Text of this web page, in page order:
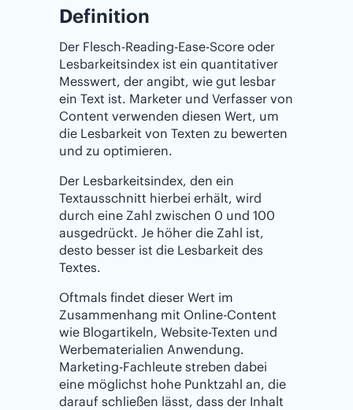
Definition
Der Flesch-Reading-Ease-Score oder
Lesbarkeitsindex ist ein quantitativer
Messwert, der angibt, wie gut lesbar
ein Text ist. Marketer und Verfasser von
Content verwenden diesen Wert, um
die Lesbarkeit von Texten zu bewerten
und zu optimieren.
Der Lesbarkeitsindex, den ein
Textausschnitt hierbei erhält, wird
durch eine Zahl zwischen 0 und 100
ausgedrückt. Je höher die Zahl ist,
desto besser ist die Lesbarkeit des
Textes.
Oftmals findet dieser Wert im
Zusammenhang mit Online-Content
wie Blogartikeln, Website-Texten und
Werbematerialien Anwendung.
Marketing-Fachleute streben dabei
eine möglichst hohe Punktzahl an, die
darauf schließen lässt, dass der Inhalt